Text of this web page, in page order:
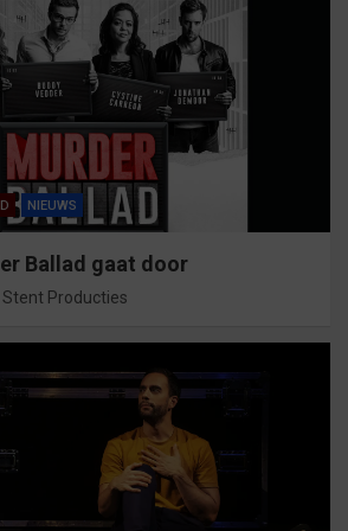
NIEUWS
Ballad gaat door
Stent Producties